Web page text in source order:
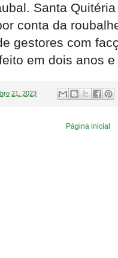
Santa
conta da
gestores com
em dois anos
21, 2023
Página inicial